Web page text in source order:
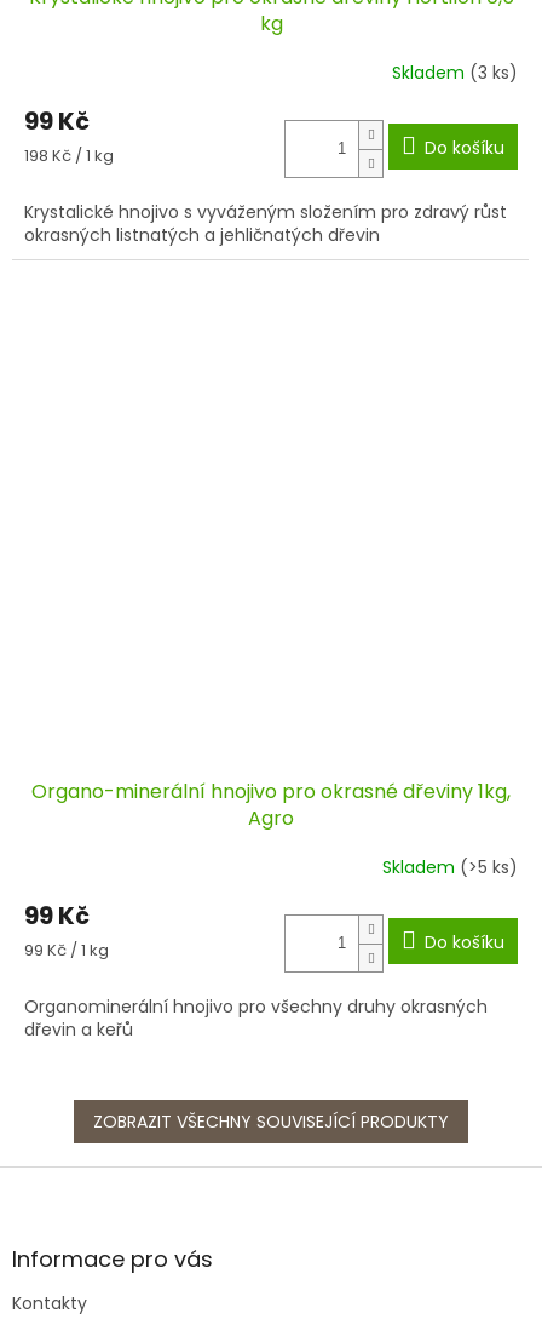
kg
Skladem (3 ks)
99 Kč
Měrná
198 Kč / 1 kg Do košíku
Krystalické hnojivo s vyváženým složením pro zdravý růst
okrasných listnatých a jehličnatých dřevin
Organo-minerální hnojivo pro okrasné dřeviny 1kg,
Agro
Skladem (>5 ks)
99 Kč
Měrná
99 Kč / 1 kg Do košíku
Organominerální hnojivo pro všechny druhy okrasných
dřevin a keřů
ZOBRAZIT VŠECHNY SOUVISEJÍCÍ PRODUKTY
Z
aInformace pro vás
Kontakty